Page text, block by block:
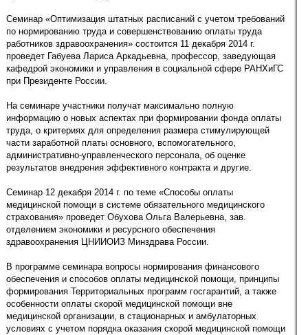
Семинар «Оптимизация штатных расписаний с учетом требований
по нормированию труда и совершенствованию оплаты труда
работников здравоохранения» состоится 11 декабря 2014 г.
проведет Габуева Лариса Аркадьевна, профессор, заведующая
кафедрой экономики и управления в социальной сфере РАНХиГС
при Президенте России.
На семинаре участники получат максимально полную
информацию о новых аспектах при формировании фонда оплаты
труда, о критериях для определения размера стимулирующей
части заработной платы основного, вспомогательного,
административно-управленческого персонала, об оценке
результатов внедрения эффективного контракта и другие.
Семинар 12 декабря 2014 г. по теме «Способы оплаты
медицинской помощи в системе обязательного медицинского
страхования» проведет Обухова Ольга Валерьевна, зав.
отделением экономики и ресурсного обеспечения
здравоохранения ЦНИИОИЗ Минздрава России.
В программе семинара вопросы нормирования финансового
обеспечения и способов оплаты медицинской помощи, принципы
формирования Территориальных программ госгарантий, а также
особенности оплаты скорой медицинской помощи вне
медицинской организации, в стационарных и амбулаторных
условиях с учетом порядка оказания скорой медицинской помощи